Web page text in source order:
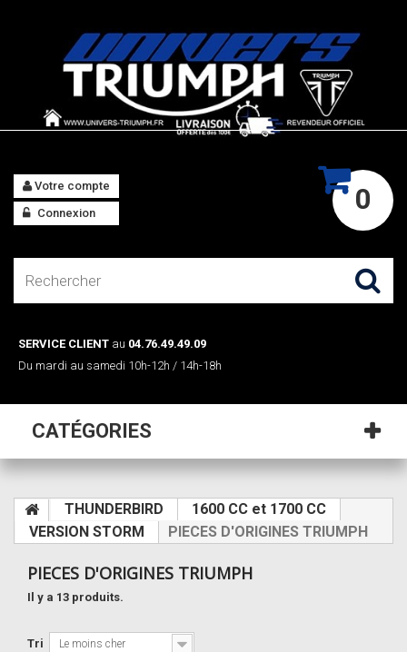
0
Votre compte
Connexion
SERVICE CLIENT au 04.76.49.49.09
Du mardi au samedi 10h-12h / 14h-18h
CATÉGORIES
THUNDERBIRD
1600 CC et 1700 CC
VERSION STORM
PIECES D'ORIGINES TRIUMPH
PIECES D'ORIGINES TRIUMPH
Il y a 13 produits.
Tri Le moins cher